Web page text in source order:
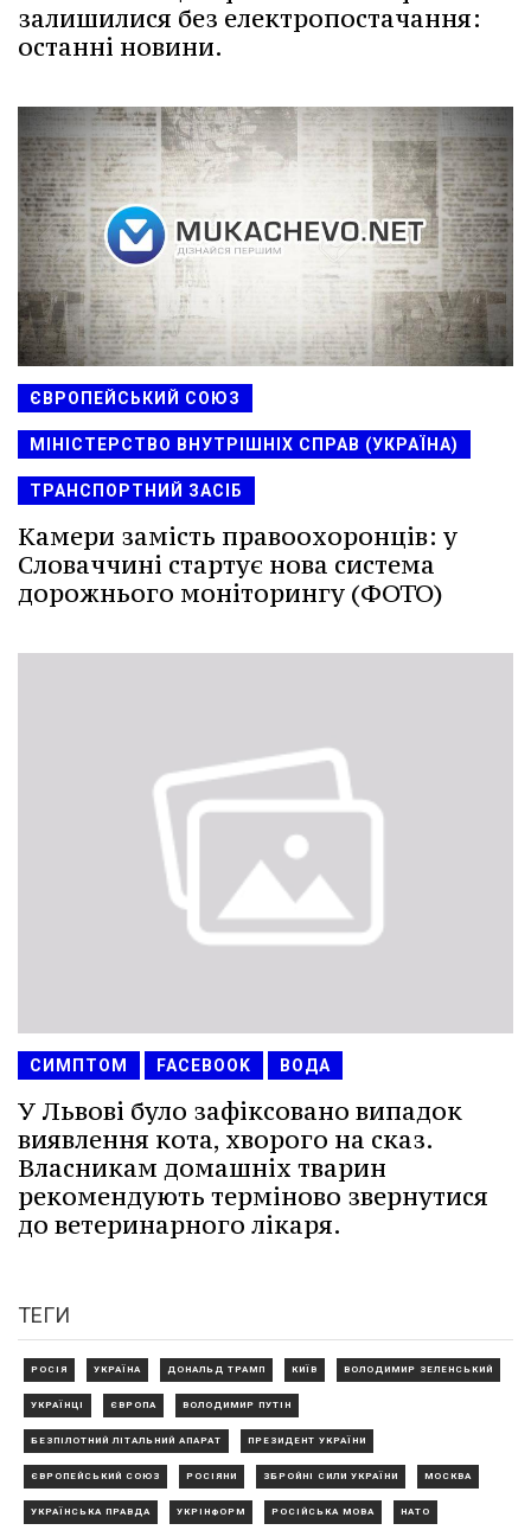
залишилися без електропостачання:
останні новини.
ЄВРОПЕЙСЬКИЙ СОЮЗ
МІНІСТЕРСТВО ВНУТРІШНІХ СПРАВ (УКРАЇНА)
ТРАНСПОРТНИЙ ЗАСІБ
Камери замість правоохоронців: у
Словаччині стартує нова система
дорожнього моніторингу (ФОТО)
СИМПТОМ FACEBOOK ВОДА
У Львові було зафіксовано випадок
виявлення кота, хворого на сказ.
Власникам домашніх тварин
рекомендують терміново звернутися
до ветеринарного лікаря.
ТЕГИ
РОСІЯ УКРАЇНА ДОНАЛЬД ТРАМП КИЇВ ВОЛОДИМИР ЗЕЛЕНСЬКИЙ
УКРАЇНЦІ ЄВРОПА ВОЛОДИМИР ПУТІН
БЕЗПІЛОТНИЙ ЛІТАЛЬНИЙ АПАРАТ ПРЕЗИДЕНТ УКРАЇНИ
ЄВРОПЕЙСЬКИЙ СОЮЗ РОСІЯНИ ЗБРОЙНІ СИЛИ УКРАЇНИ МОСКВА
УКРАЇНСЬКА ПРАВДА УКРІНФОРМ РОСІЙСЬКА МОВА НАТО